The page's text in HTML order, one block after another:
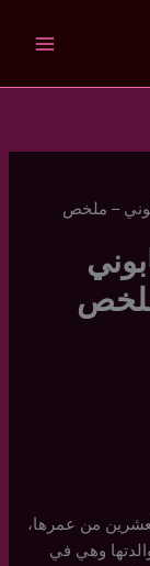
– ملخص
ملخص
من عمرها،
وهي في